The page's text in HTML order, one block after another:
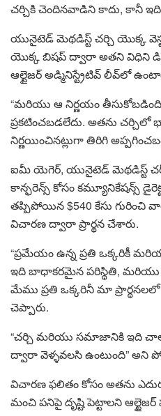
చర్చికి చెందినవాడిని కాదు, కానీ
యునైటెడ్ మెథడిస్ట్ చర్చి యొక్క
యొక్క బిషప్ ద్వారా అతని విధిని
ఆల్టైజర్ అడ్మినిస్ట్రేటివ్ లీవ్‌లో
“మరియు ఆ నిర్ణయం
ప్రకటించబడలేదు. అతను
నిర్ణయించినట్లుగా తిరిగి
ఐమీ యెగెర్, యునైటెడ్ మెథడిస్ట్
కాన్ఫరెన్స్ కోసం కమ్యూనికేషన్స్
తప్పిపోయిన $540 కేసు గురించి
విచారణ ద్వారా ప్రార్థన చేశారు.
“ప్రమేయం ఉన్న ప్రతి ఒక్కరికీ
ఇది బాధాకరమైన పరిస్థితి, మరియు
మేము ప్రతి ఒక్కరినీ మా
చెప్పారు.
“చర్చి మరియు సమాజానికి ఇది చాలా
ద్వారా వెళ్ళవలసి ఉంటుంది” అని
విచారణ ఫలితం కోసం అతను
మంచి పనిపై దృష్టి పెట్టాలని ఆల్టైజర్